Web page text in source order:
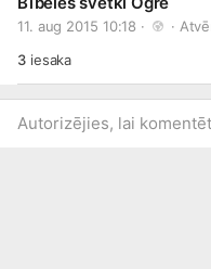
11. aug 2015 10:18 · ·
3iesaka
Autorizējies, lai